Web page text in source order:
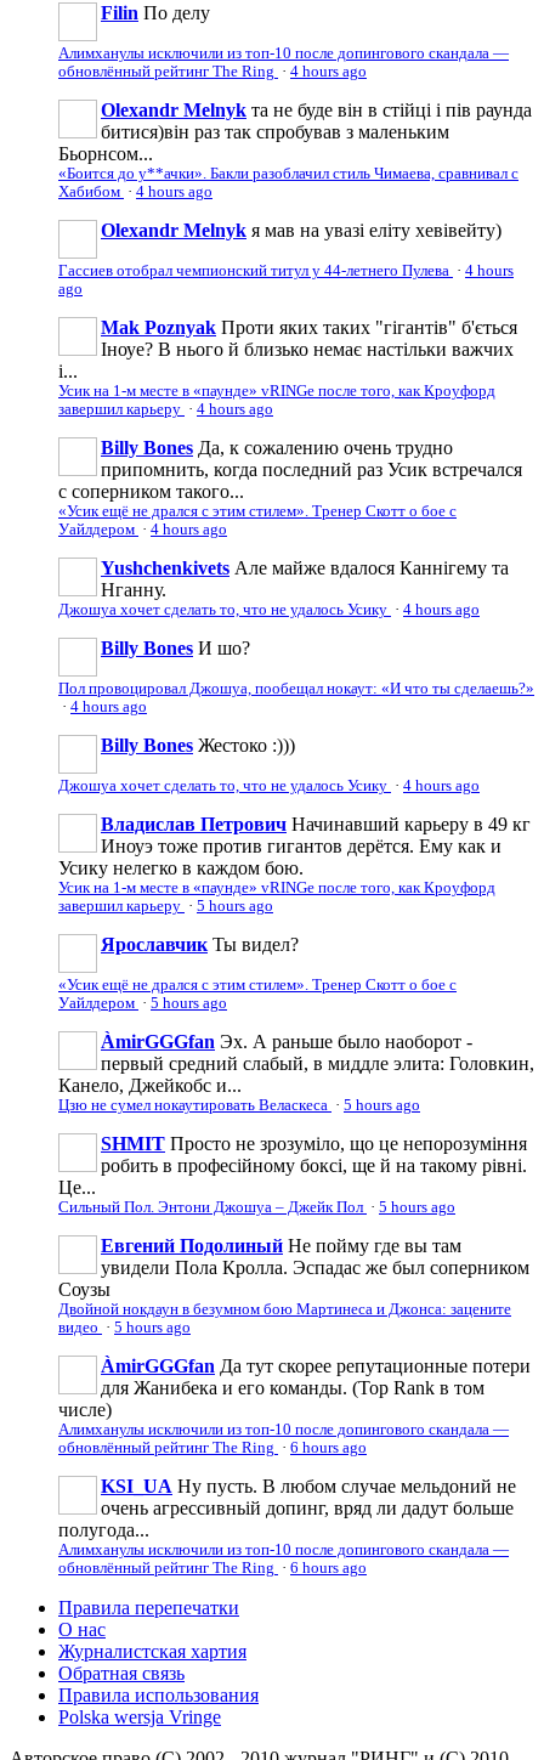
Filin По делу
Алимханулы исключили из топ-10 после допингового скандала —
обновлённый рейтинг The Ring · 4 hours ago
Olexandr Melnyk та не буде він в стійці і пів раунда
битися)він раз так спробував з маленьким
Бьорнсом...
«Боится до у**ачки». Бакли разоблачил стиль Чимаева, сравнивал с
Хабибом · 4 hours ago
Olexandr Melnyk я мав на увазі еліту хевівейту)
Гассиев отобрал чемпионский титул у 44-летнего Пулева · 4 hours
ago
Mak Poznyak Проти яких таких "гігантів" б'ється
Іноуе? В нього й близько немає настільки важчих
і...
Усик на 1-м месте в «паунде» vRINGe после того, как Кроуфорд
завершил карьеру · 4 hours ago
Billy Bones Да, к сожалению очень трудно
припомнить, когда последний раз Усик встречался
с соперником такого...
«Усик ещё не дрался с этим стилем». Тренер Скотт о бое с
Уайлдером · 4 hours ago
Yushchenkivets Але майже вдалося Каннігему та
Нганну.
Джошуа хочет сделать то, что не удалось Усику · 4 hours ago
Billy Bones И шо?
Пол провоцировал Джошуа, пообещал нокаут: «И что ты сделаешь?»
· 4 hours ago
Billy Bones Жестоко :)))
Джошуа хочет сделать то, что не удалось Усику · 4 hours ago
Владислав Петрович Начинавший карьеру в 49 кг
Иноуэ тоже против гигантов дерётся. Ему как и
Усику нелегко в каждом бою.
Усик на 1-м месте в «паунде» vRINGe после того, как Кроуфорд
завершил карьеру · 5 hours ago
Ярославчик Ты видел?
«Усик ещё не дрался с этим стилем». Тренер Скотт о бое с
Уайлдером · 5 hours ago
ÀmirGGGfan Эх. А раньше было наоборот -
первый средний слабый, в миддле элита: Головкин,
Канело, Джейкобс и...
Цзю не сумел нокаутировать Веласкеса · 5 hours ago
SHMIT Просто не зрозуміло, що це непорозуміння
робить в професійному боксі, ще й на такому рівні.
Це...
Сильный Пол. Энтони Джошуа – Джейк Пол · 5 hours ago
Евгений Подолиный Не пойму где вы там
увидели Пола Кролла. Эспадас же был соперником
Соузы
Двойной нокдаун в безумном бою Мартинеса и Джонса: зацените
видео · 5 hours ago
ÀmirGGGfan Да тут скорее репутационные потери
для Жанибека и его команды. (Top Rank в том
числе)
Алимханулы исключили из топ-10 после допингового скандала —
обновлённый рейтинг The Ring · 6 hours ago
KSI_UA Ну пусть. В любом случае мельдоний не
очень агрессивньій допинг, вряд ли дадут больше
полугода...
Алимханулы исключили из топ-10 после допингового скандала —
обновлённый рейтинг The Ring · 6 hours ago
Правила перепечатки
О нас
Журналистская хартия
Обратная связь
Правила использования
Polska wersja Vringe